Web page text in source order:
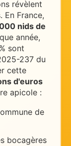
révèlent
En France,
nids de
année,
sont
237 du
cette
d'euros
apicole :
de
bocagères